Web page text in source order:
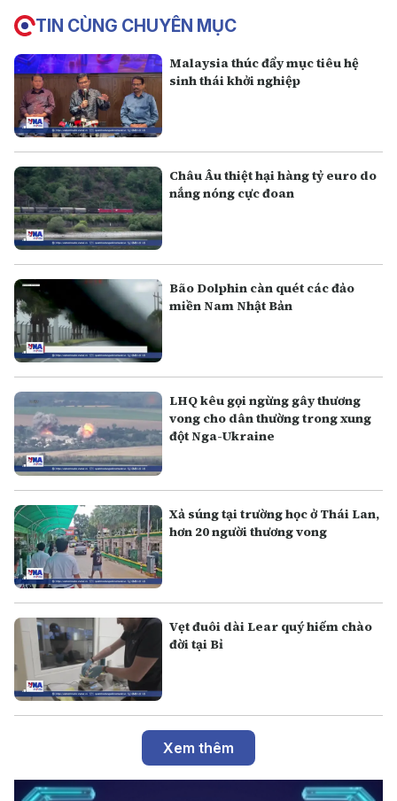
TIN CÙNG CHUYÊN MỤC
Malaysia thúc đẩy mục tiêu hệ
sinh thái khởi nghiệp
Châu Âu thiệt hại hàng tỷ euro do
nắng nóng cực đoan
Bão Dolphin càn quét các đảo
miền Nam Nhật Bản
LHQ kêu gọi ngừng gây thương
vong cho dân thường trong xung
đột Nga-Ukraine
Xả súng tại trường học ở Thái Lan,
hơn 20 người thương vong
Vẹt đuôi dài Lear quý hiếm chào
đời tại Bỉ
Xem thêm